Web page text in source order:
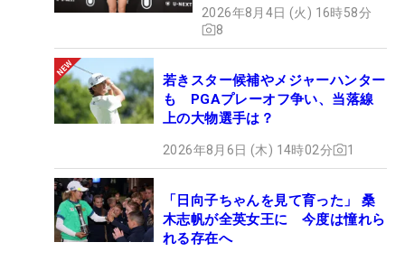
2026年8月4日 (火) 16時58分
8
若きスター候補やメジャーハンター
も PGAプレーオフ争い、当落線
上の大物選手は？
2026年8月6日 (木) 14時02分 1
「日向子ちゃんを見て育った」 桑
木志帆が全英女王に 今度は憧れら
れる存在へ